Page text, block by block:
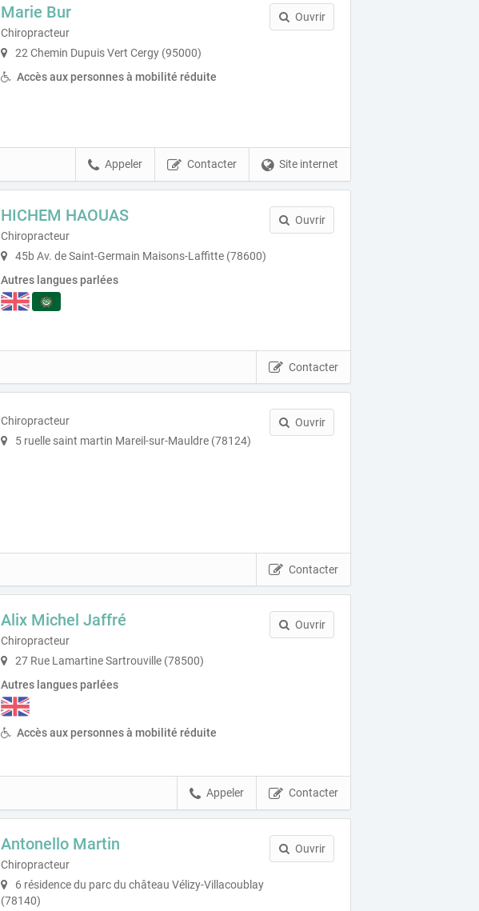
Marie Bur
Chiropracteur
22 Chemin Dupuis Vert Cergy (95000)
Accès aux personnes à mobilité réduite
Ouvrir
Site internet
Contacter
Appeler
HICHEM HAOUAS
Chiropracteur
45b Av. de Saint-Germain Maisons-Laffitte (78600)
Autres langues parlées
Ouvrir
Contacter
Chiropracteur
5 ruelle saint martin Mareil-sur-Mauldre (78124)
Ouvrir
Contacter
Alix Michel Jaffré
Chiropracteur
27 Rue Lamartine Sartrouville (78500)
Autres langues parlées
Accès aux personnes à mobilité réduite
Ouvrir
Contacter
Appeler
Antonello Martin
Chiropracteur
6 résidence du parc du château Vélizy-Villacoublay
(78140)
Ouvrir